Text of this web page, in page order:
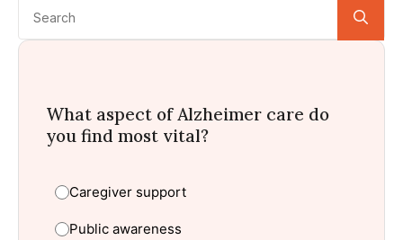
What aspect of Alzheimer care do
you find most vital?
Caregiver support
Public awareness